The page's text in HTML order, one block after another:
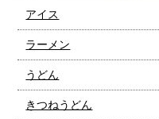
アイス
ラーメン
うどん
きつねうどん